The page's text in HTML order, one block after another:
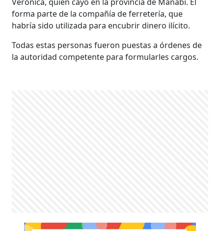
forma parte de la compañía de ferretería, que
habría sido utilizada para encubrir dinero ilícito.
Todas estas personas fueron puestas a órdenes de
la autoridad competente para formularles cargos.